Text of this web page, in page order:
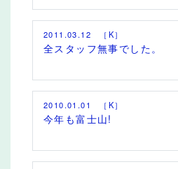
2011.03.12 ［K］
全スタッフ無事でした。
2010.01.01 ［K］
今年も富士山!